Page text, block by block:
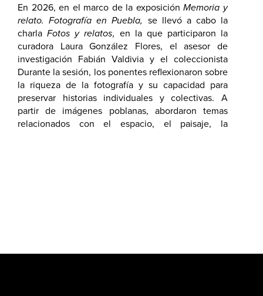
En 2026, en el marco de la exposiciónMemoria y
relato. Fotografía en Puebla, se llevó a cabo la
charlaFotos y relatos, en la que participaron la
curadora Laura González Flores, el asesor de
investigación Fabián Valdivia y el coleccionista
Pedro Sardá.
Durante la sesión, los ponentes reflexionaron sobre
la riqueza de la fotografía y su capacidad para
preservar historias individuales y colectivas. A
partir de imágenes poblanas, abordaron temas
relacionados con el espacio, el paisaje, la